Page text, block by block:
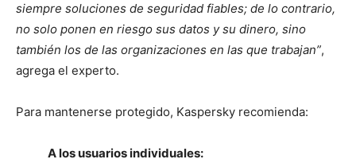
siempre soluciones de seguridad fiables; de lo contrario,
no solo ponen en riesgo sus datos y su dinero, sino
también los de las organizaciones en las que trabajan”,
agrega el experto.
Para mantenerse protegido, Kaspersky recomienda:
A los usuarios individuales: